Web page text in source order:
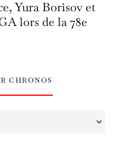
Yura Borisov et
lors de la 78e
CHRONOS